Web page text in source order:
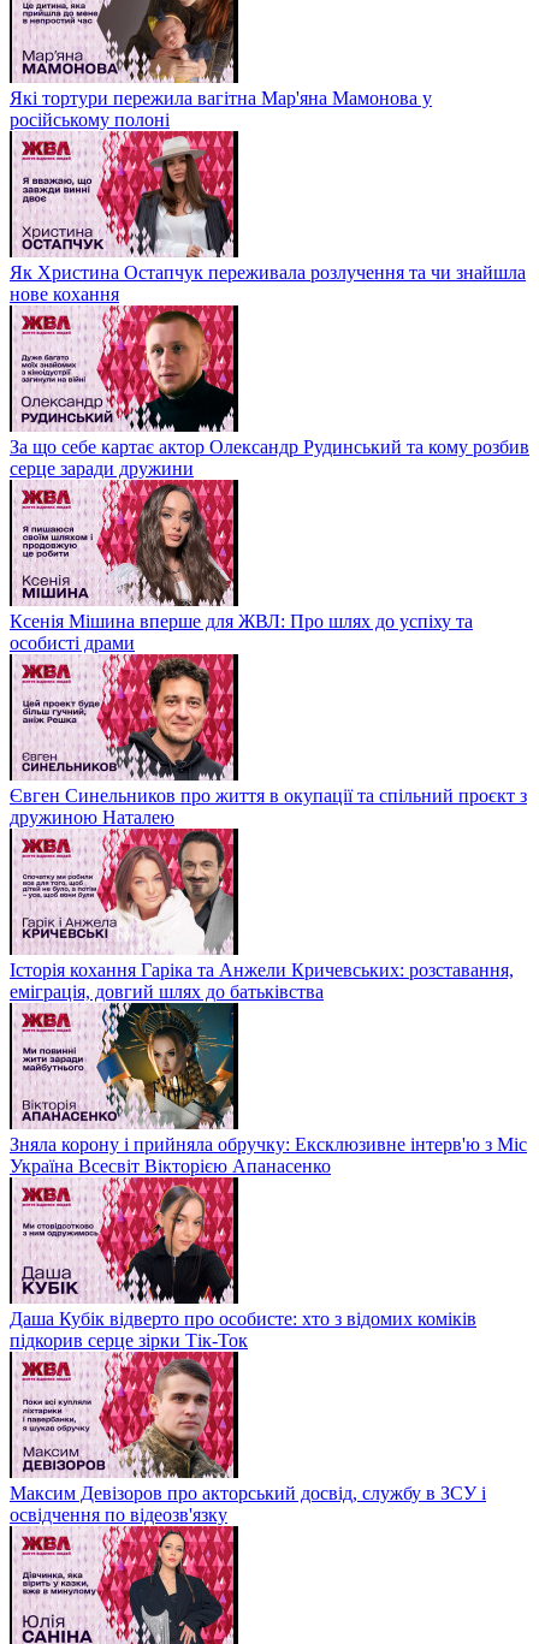
Які тортури пережила вагітна Мар'яна Мамонова у
російському полоні
Як Христина Остапчук переживала розлучення та чи знайшла
нове кохання
За що себе картає актор Олександр Рудинський та кому розбив
серце заради дружини
Ксенія Мішина вперше для ЖВЛ: Про шлях до успіху та
особисті драми
Євген Синельников про життя в окупації та спільний проєкт з
дружиною Наталею
Історія кохання Гаріка та Анжели Кричевських: розставання,
еміграція, довгий шлях до батьківства
Зняла корону і прийняла обручку: Ексклюзивне інтерв'ю з Міс
Україна Всесвіт Вікторією Апанасенко
Даша Кубік відверто про особисте: хто з відомих коміків
підкорив серце зірки Тік-Ток
Максим Девізоров про акторський досвід, службу в ЗСУ і
освідчення по відеозв'язку